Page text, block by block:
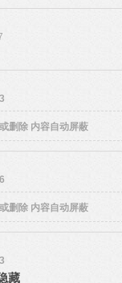
删除 内容自动屏蔽
删除 内容自动屏蔽
藏